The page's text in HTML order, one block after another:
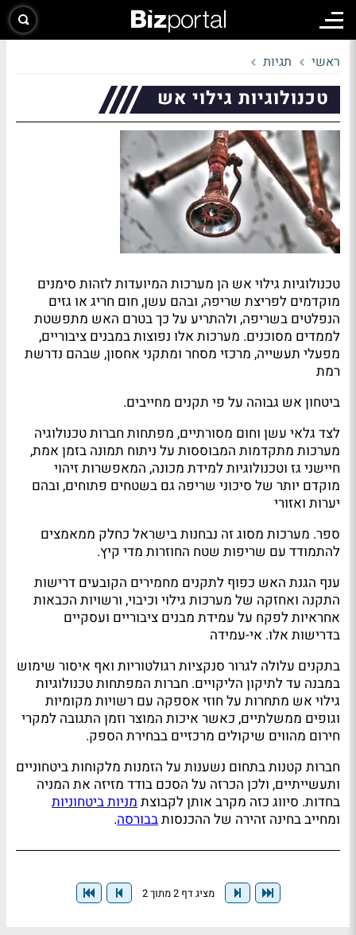
ראשי תגיות
טכנולוגיות גילוי אש
טכנולוגיות גילוי אש הן מערכות המיועדות לזהות סימנים
מוקדמים לפריצת שריפה, ובהם עשן, חום חריג או גזים
הנפלטים בשריפה, ולהתריע על כך בטרם האש מתפשטת
לממדים מסוכנים. מערכות אלו נפוצות במבנים ציבוריים,
מפעלי תעשייה, מרכזי מסחר ומתקני אחסון, שבהם נדרשת
רמת
ביטחון אש גבוהה על פי תקנים מחייבים.
לצד גלאי עשן וחום מסורתיים, מפתחות חברות טכנולוגיה
מערכות מתקדמות המבוססות על ניתוח תמונה בזמן אמת,
חיישני גז וטכנולוגיות למידת מכונה, המאפשרות זיהוי
מוקדם יותר של סיכוני שריפה גם בשטחים פתוחים, ובהם
יערות ואזורי
ספר. מערכות מסוג זה נבחנות בישראל כחלק ממאמצים
להתמודד עם שריפות שטח החוזרות מדי קיץ.
ענף הגנת האש כפוף לתקנים מחמירים הקובעים דרישות
התקנה ואחזקה של מערכות גילוי וכיבוי, ורשויות הכבאות
אחראיות לפקח על עמידת מבנים ציבוריים ועסקיים
בדרישות אלו. אי-עמידה
בתקנים עלולה לגרור סנקציות רגולטוריות ואף איסור שימוש
במבנה עד לתיקון הליקויים. חברות המפתחות טכנולוגיות
גילוי אש מתחרות על חוזי אספקה עם רשויות מקומיות
וגופים ממשלתיים, כאשר איכות המוצר וזמן התגובה למקרי
חירום מהווים שיקולים מרכזיים בבחירת הספק.
חברות קטנות בתחום נשענות על הזמנות מלקוחות ביטחוניים
ותעשייתיים, ולכן הכרזה על הסכם בודד מזיזה את המניה
בחדות. סיווג כזה מקרב אותן לקבוצתמניות ביטחוניות
ומחייב בחינה זהירה של ההכנסותבבורסה.
מציג דף 2 מתוך 2